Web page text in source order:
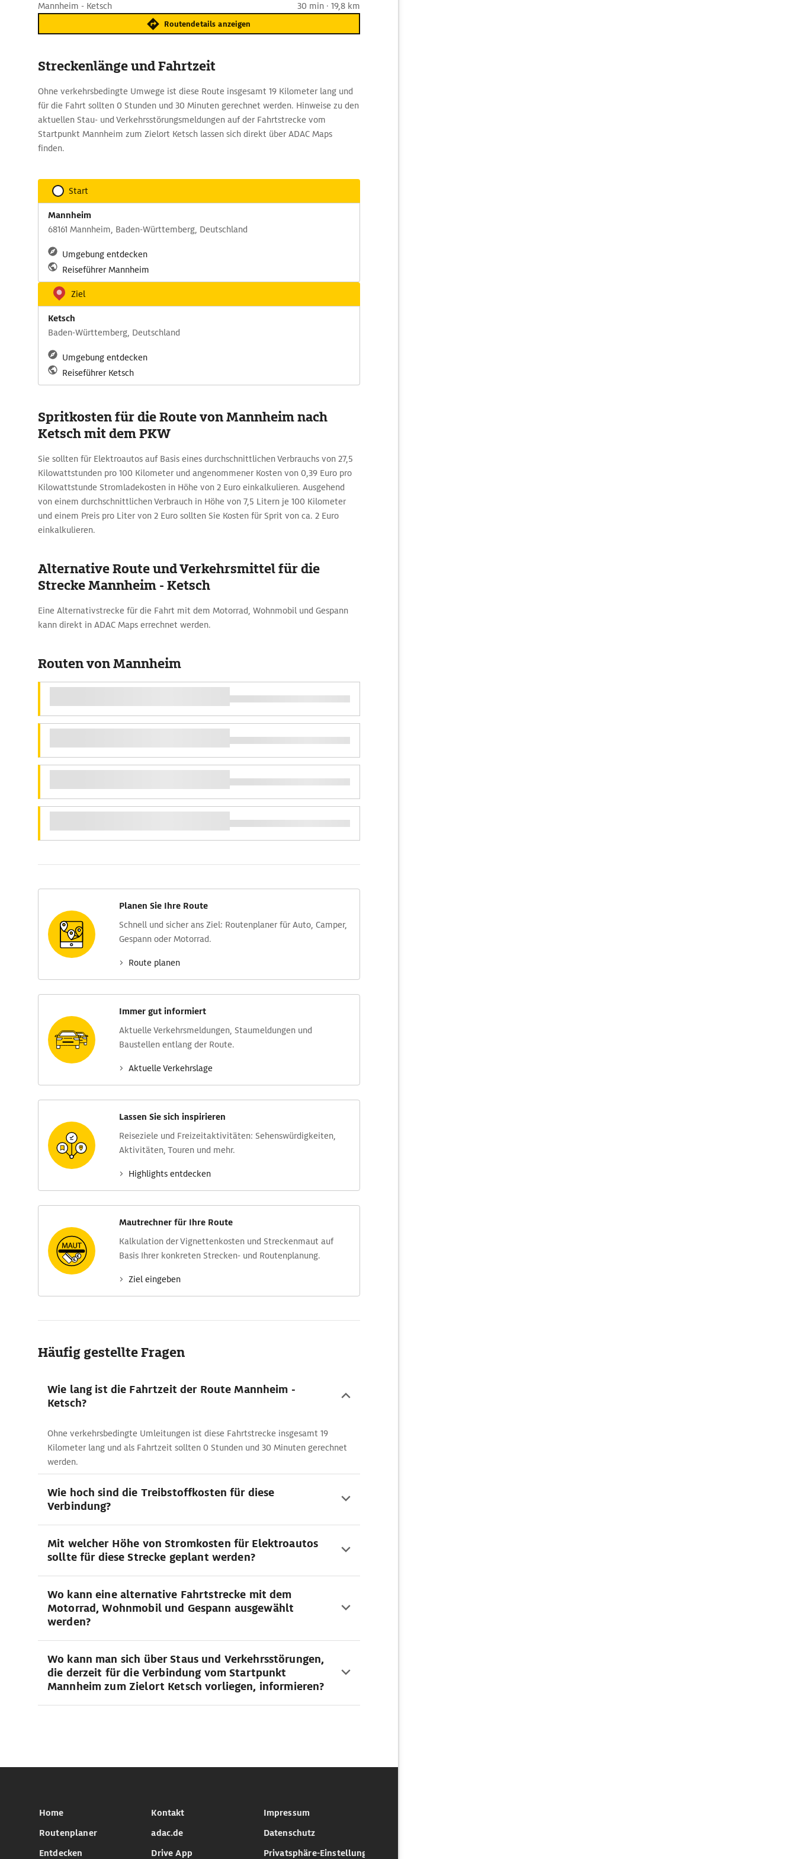
Mannheim - Ketsch 30 min · 19,8 km
Routendetails anzeigen
Streckenlänge und Fahrtzeit
Ohne verkehrsbedingte Umwege ist diese Route insgesamt 19 Kilometer lang und
für die Fahrt sollten 0 Stunden und 30 Minuten gerechnet werden. Hinweise zu den
aktuellen Stau- und Verkehrsstörungsmeldungen auf der Fahrtstrecke vom
Startpunkt Mannheim zum Zielort Ketsch lassen sich direkt über ADAC Maps
finden.
Start
Mannheim
68161 Mannheim, Baden-Württemberg, Deutschland
Umgebung entdecken
Reiseführer Mannheim
Ziel
Ketsch
Baden-Württemberg, Deutschland
Umgebung entdecken
Reiseführer Ketsch
Spritkosten für die Route von Mannheim nach
Ketsch mit dem PKW
Sie sollten für Elektroautos auf Basis eines durchschnittlichen Verbrauchs von 27,5
Kilowattstunden pro 100 Kilometer und angenommener Kosten von 0,39 Euro pro
Kilowattstunde Stromladekosten in Höhe von 2 Euro einkalkulieren. Ausgehend
von einem durchschnittlichen Verbrauch in Höhe von 7,5 Litern je 100 Kilometer
und einem Preis pro Liter von 2 Euro sollten Sie Kosten für Sprit von ca. 2 Euro
einkalkulieren.
Alternative Route und Verkehrsmittel für die
Strecke Mannheim - Ketsch
Eine Alternativstrecke für die Fahrt mit dem Motorrad, Wohnmobil und Gespann
kann direkt in ADAC Maps errechnet werden.
Routen von Mannheim
Planen Sie Ihre Route
Schnell und sicher ans Ziel: Routen­planer für Auto, Camper,
Gespann oder Motorrad.
Route planen
Immer gut informiert
Aktuelle Verkehrs­meldungen, Stau­meldungen und
Baustellen entlang der Route.
Aktuelle Verkehrs­lage
Lassen Sie sich inspirieren
Reise­ziele und Freizeit­aktivitäten: Sehens­würdig­keiten,
Aktivitäten, Touren und mehr.
Highlights entdecken
Mautrechner für Ihre Route
Kalkulation der Vignettenkosten und Streckenmaut auf
Basis Ihrer konkreten Strecken- und Routenplanung.
Ziel eingeben
Häufig gestellte Fragen
Wie lang ist die Fahrtzeit der Route Mannheim -
Ketsch?
Ohne verkehrsbedingte Umleitungen ist diese Fahrtstrecke insgesamt 19
Kilometer lang und als Fahrtzeit sollten 0 Stunden und 30 Minuten gerechnet
werden.
Wie hoch sind die Treibstoffkosten für diese
Verbindung?
Mit welcher Höhe von Stromkosten für Elektroautos
sollte für diese Strecke geplant werden?
Wo kann eine alternative Fahrtstrecke mit dem
Motorrad, Wohnmobil und Gespann ausgewählt
werden?
Wo kann man sich über Staus und Verkehrsstörungen,
die derzeit für die Verbindung vom Startpunkt
Mannheim zum Zielort Ketsch vorliegen, informieren?
Home
Routenplaner
Entdecken
Kontakt
adac.de
Drive App
Impressum
Datenschutz
Privatsphäre-Einstellungen